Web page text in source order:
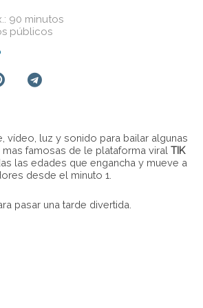
90 minutos
públicos
vídeo, luz y sonido para bailar algunas
famosas de le plataforma viral TIK
las edades que engancha y mueve a
desde el minuto 1.
pasar una tarde divertida.